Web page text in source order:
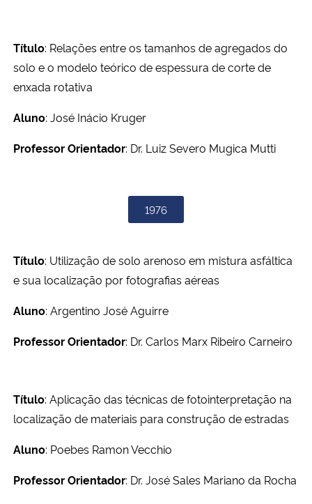
Título: Relações entre os tamanhos de agregados do
solo e o modelo teórico de espessura de corte de
enxada rotativa
Aluno: José Inácio Kruger
Professor Orientador: Dr. Luiz Severo Mugica Mutti
1976
Título: Utilização de solo arenoso em mistura asfáltica
e sua localização por fotografias aéreas
Aluno: Argentino José Aguirre
Professor Orientador: Dr. Carlos Marx Ribeiro Carneiro
Título: Aplicação das técnicas de fotointerpretação na
localização de materiais para construção de estradas
Aluno: Poebes Ramon Vecchio
Professor Orientador: Dr. José Sales Mariano da Rocha